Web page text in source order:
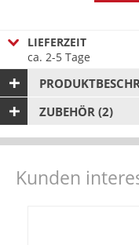
LIEFERZEIT
ca. 2-5 Tage
ZUBEHÖR (2)
Kunden